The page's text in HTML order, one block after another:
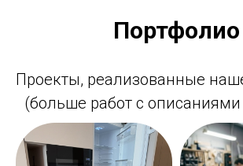
Портфолио
Проекты, реализованные
(больше работ с